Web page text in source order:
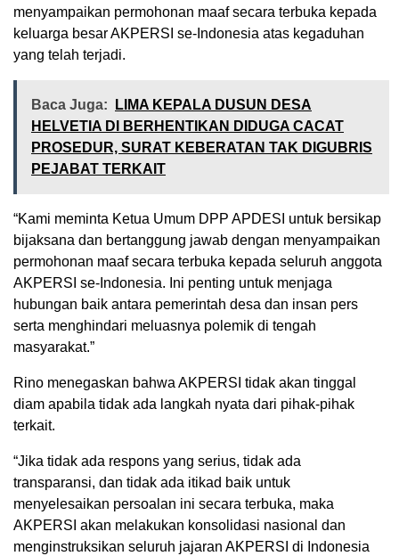
menyampaikan permohonan maaf secara terbuka kepada
keluarga besar AKPERSI se-Indonesia atas kegaduhan
yang telah terjadi.
Baca Juga:
LIMA KEPALA DUSUN DESA
HELVETIA DI BERHENTIKAN DIDUGA CACAT
PROSEDUR, SURAT KEBERATAN TAK DIGUBRIS
PEJABAT TERKAIT
“Kami meminta Ketua Umum DPP APDESI untuk bersikap
bijaksana dan bertanggung jawab dengan menyampaikan
permohonan maaf secara terbuka kepada seluruh anggota
AKPERSI se-Indonesia. Ini penting untuk menjaga
hubungan baik antara pemerintah desa dan insan pers
serta menghindari meluasnya polemik di tengah
masyarakat.”
Rino menegaskan bahwa AKPERSI tidak akan tinggal
diam apabila tidak ada langkah nyata dari pihak-pihak
terkait.
“Jika tidak ada respons yang serius, tidak ada
transparansi, dan tidak ada itikad baik untuk
menyelesaikan persoalan ini secara terbuka, maka
AKPERSI akan melakukan konsolidasi nasional dan
menginstruksikan seluruh jajaran AKPERSI di Indonesia